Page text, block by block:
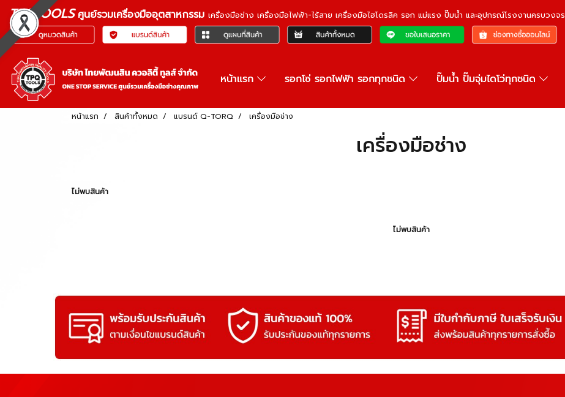
TPQTOOLSศูนย์รวมเครื่องมืออุตสาหกรรม เครื่องมือช่าง เครื่องมือไฟฟ้า-ไร้สาย เครื่องมือไฮโดรลิค รอก แม่แรง ปั๊มน้ำ และอุปกรณ์โรงงานครบวงจร
หน้าแรก รอกโซ่ รอกไฟฟ้า รอกทุกชนิด ปั๊มน้ำ ปั๊มจุ่มไดโว่ทุกชนิด
หน้าแรก สินค้าทั้งหมด แบรนด์ Q-TORQ เครื่องมือช่าง
เครื่องมือช่าง
ไม่พบสินค้า
ไม่พบสินค้า